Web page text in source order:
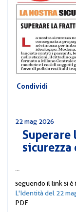
PREVIDENZA
CONVENZIONI
AREA
DIRIGENZIALE
CIRCOLARI
CORSI
MOBILITÀ
DEL
PERSONALE
Condividi
22 mag 2026
...
seguendo il link si
L'Identità del 22
PDF